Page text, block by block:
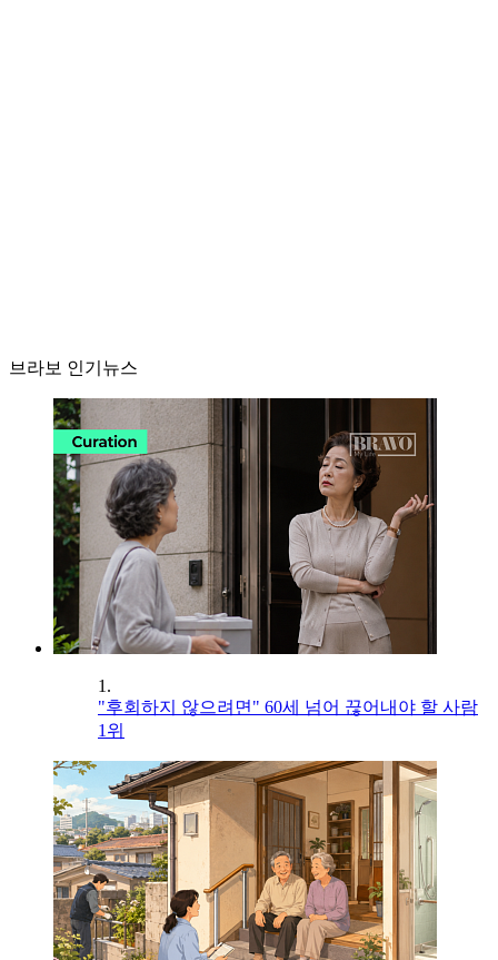
브라보 인기뉴스
1.
"후회하지 않으려면" 60세 넘어 끊어내야 할 사람
1위